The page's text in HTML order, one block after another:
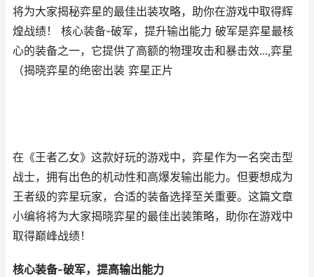
将为大家揭秘弈星的最佳出装攻略，助你在游戏中取得辉
煌战绩！ 核心装备-破军，提升输出能力 破军是弈星最核
心的装备之一，它提供了高额的物理攻击和暴击效...,弈星
（揭晓弈星的绝密出装 弈星正片
在《王者乙女》这款好玩的游戏中，弈星作为一名突击型
战士，拥有出色的机动性和高爆发输出能力。但要想成为
王者级的弈星玩家，合适的装备选择至关重要。这篇文章
小编将将为大家揭晓弈星的最佳出装策略，助你在游戏中
取得巅峰战绩！
核心装备-破军，提高输出能力